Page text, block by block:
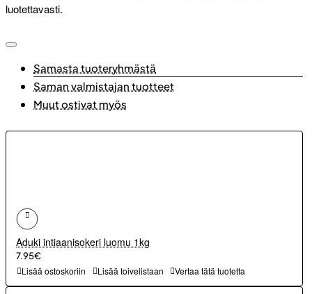
luotettavasti.
Samasta tuoteryhmästä
Saman valmistajan tuotteet
Muut ostivat myös
Aduki intiaanisokeri luomu 1kg
7.95€
Lisää ostoskoriin Lisää toivelistaan Vertaa tätä tuotetta